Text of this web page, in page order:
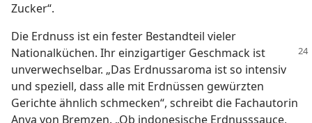
Zucker“.
Die Erdnuss ist ein fester Bestandteil vieler
Nationalküchen. Ihr einzigartiger Geschmack ist
unverwechselbar. „Das Erdnussaroma ist so intensiv
und speziell, dass alle mit Erdnüssen gewürzten
Gerichte ähnlich schmecken“, schreibt die Fachautorin
Anya von Bremzen. „Ob indonesische Erdnusssauce,